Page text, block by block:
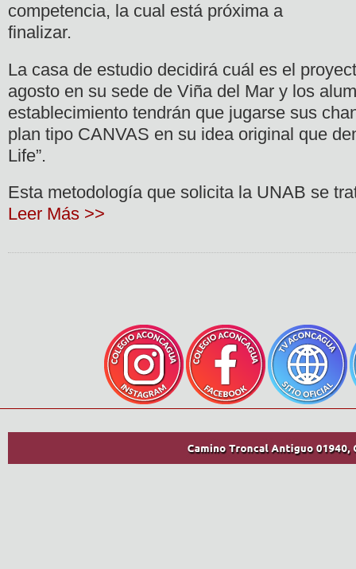
competencia, la cual está próxima a
finalizar.
La casa de estudio decidirá cuál es el
agosto en su sede de Viña del Mar y los
establecimiento tendrán que jugarse sus
plan tipo CANVAS en su idea original que
Life”.
Esta metodología que solicita la UNAB se
Leer Más >>